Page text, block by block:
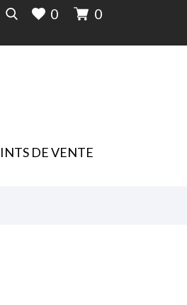
0 0
DE VENTE